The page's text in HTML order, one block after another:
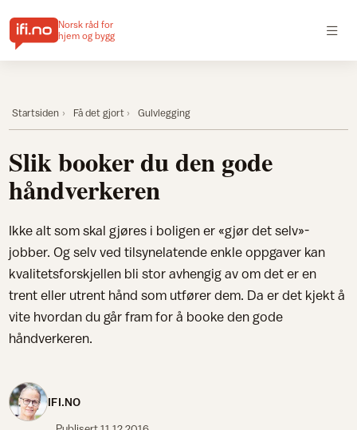
Norsk råd for
hjem og bygg
Startsiden Få det gjort Gulvlegging
Slik booker du den gode
håndverkeren
Ikke alt som skal gjøres i boligen er «gjør det selv»-
jobber. Og selv ved tilsynelatende enkle oppgaver kan
kvalitetsforskjellen bli stor avhengig av om det er en
trent eller utrent hånd som utfører dem. Da er det kjekt å
vite hvordan du går fram for å booke den gode
håndverkeren.
IFI.NO